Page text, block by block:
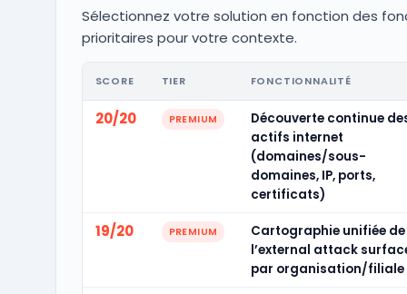
Sélectionnez votre solution en fonction des
prioritaires pour votre contexte.
SCORE TIER FONCTIONNALITÉ
20/20 PREMIUM
Découverte continue
actifs internet
(domaines/sous-
domaines, IP, ports,
certificats)
19/20 PREMIUM
Cartographie unifiée de
l’external attack
par organisation/filiale